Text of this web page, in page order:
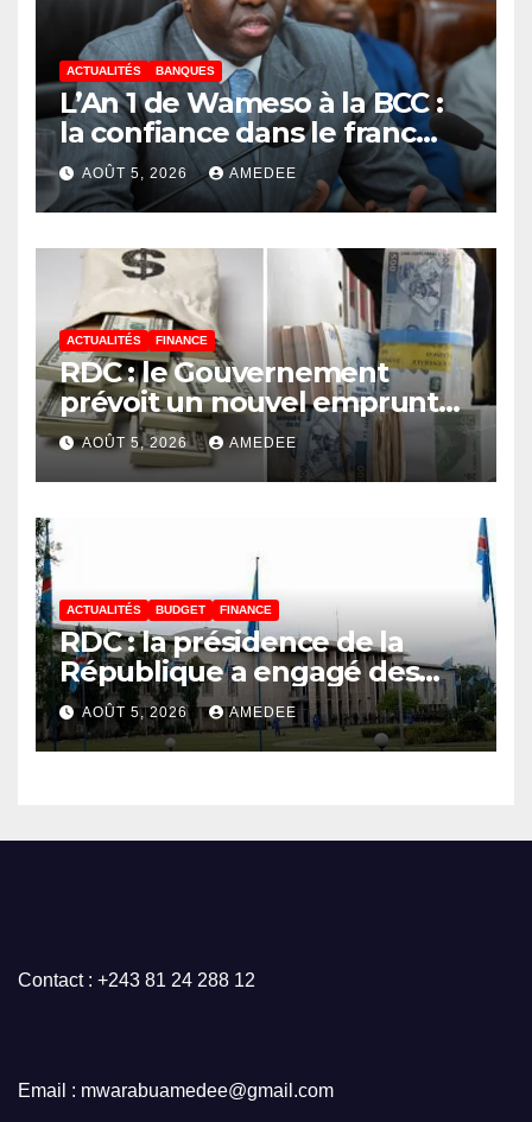
ACTUALITÉS BANQUES
L’An 1 de Wameso à la BCC :
la confiance dans le franc
congolais loin d’être acquise,
les réserves de change
stagnent, l’interopérabilité
toujours au point mort
AOÛT 5, 2026 AMEDEE
ACTUALITÉS FINANCE
RDC : le Gouvernement
prévoit un nouvel emprunt
de 50 millions USD le 11 août
2026 au moyen des
Obligations du Trésor
AOÛT 5, 2026 AMEDEE
ACTUALITÉS BUDGET FINANCE
RDC : la présidence de la
République a engagé des
dépenses estimées à 554
millions USD au 1er semestre
2026 (budget)
AOÛT 5, 2026 AMEDEE
Contact : +243 81 24 288 12
Email : mwarabuamedee@gmail.com